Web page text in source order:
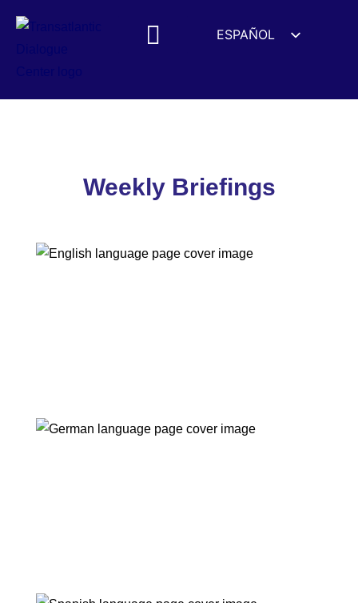
ESPAÑOL
हिन्दी
ITALIANO
Weekly Briefings